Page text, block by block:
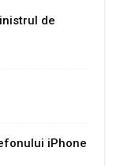
de
iPhone